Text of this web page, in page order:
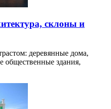
склоны и
деревянные дома,
общественные здания,